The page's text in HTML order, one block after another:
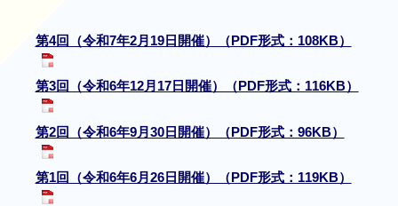
第4回（令和7年2月19日開催）（PDF形式：108KB）
第3回（令和6年12月17日開催）（PDF形式：116KB）
第2回（令和6年9月30日開催）（PDF形式：96KB）
第1回（令和6年6月26日開催）（PDF形式：119KB）